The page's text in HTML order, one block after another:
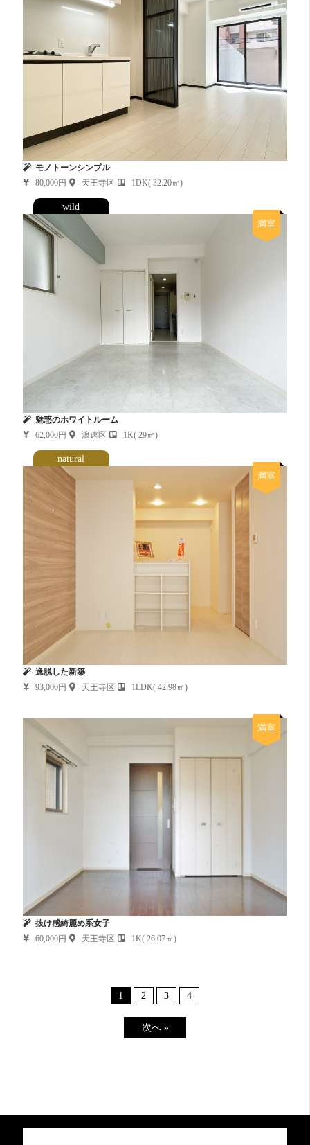
モノトーンシンプル
80,000円
天王寺区 1DK( 32.20㎡)
wild
満室
魅惑のホワイトルーム
62,000円
浪速区 1K( 29㎡)
natural
満室
逸脱した新築
93,000円
天王寺区 1LDK( 42.98㎡)
満室
抜け感綺麗め系女子
60,000円
天王寺区 1K( 26.07㎡)
1 2 3 4
次へ »